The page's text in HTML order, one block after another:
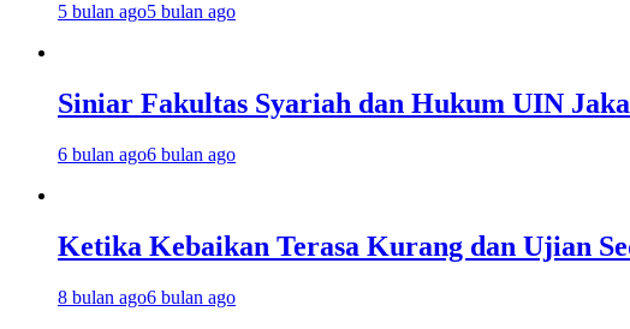
5 bulan ago5 bulan ago
Siniar Fakultas Syariah dan Hukum UIN
6 bulan ago6 bulan ago
Ketika Kebaikan Terasa Kurang dan Ujian
8 bulan ago6 bulan ago